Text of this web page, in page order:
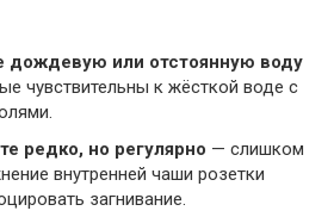
дождевую или отстоянную воду
чувствительны к жёсткой воде с
редко, но регулярно — слишком
внутренней чаши розетки
загнивание.